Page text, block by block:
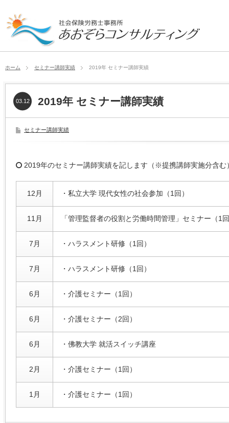
ホーム セミナー講師実績 2019年 セミナー講師実績
2019年 セミナー講師実績
03.12
セミナー講師実績
2019年のセミナー講師実績を記します（※提携講師実施分含む
12月 ・私立大学 現代女性の社会参加（1回）
11月 「管理監督者の役割と労働時間管理」セミナー（1
7月 ・ハラスメント研修（1回）
7月 ・ハラスメント研修（1回）
6月 ・介護セミナー（1回）
6月 ・介護セミナー（2回）
6月 ・佛教大学 就活スイッチ講座
2月 ・介護セミナー（1回）
1月 ・介護セミナー（1回）